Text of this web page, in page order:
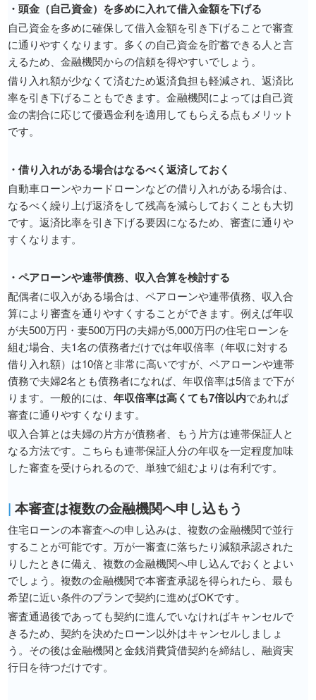
・頭金（自己資金）を多めに入れて借入金額を下げる
自己資金を多めに確保して借入金額を引き下げることで審査
に通りやすくなります。多くの自己資金を貯蓄できる人と言
えるため、金融機関からの信頼を得やすいでしょう。
借り入れ額が少なくて済むため返済負担も軽減され、返済比
率を引き下げることもできます。金融機関によっては自己資
金の割合に応じて優遇金利を適用してもらえる点もメリット
です。
・借り入れがある場合はなるべく返済しておく
自動車ローンやカードローンなどの借り入れがある場合は、
なるべく繰り上げ返済をして残高を減らしておくことも大切
です。返済比率を引き下げる要因になるため、審査に通りや
すくなります。
・ペアローンや連帯債務、収入合算を検討する
配偶者に収入がある場合は、ペアローンや連帯債務、収入合
算により審査を通りやすくすることができます。例えば年収
が夫500万円・妻500万円の夫婦が5,000万円の住宅ローンを
組む場合、夫1名の債務者だけでは年収倍率（年収に対する
借り入れ額）は10倍と非常に高いですが、ペアローンや連帯
債務で夫婦2名とも債務者になれば、年収倍率は5倍まで下が
ります。一般的には、 年収倍率は高くても7倍以内であれば
審査に通りやすくなります。
収入合算とは夫婦の片方が債務者、もう片方は連帯保証人と
なる方法です。こちらも連帯保証人分の年収を一定程度加味
した審査を受けられるので、単独で組むよりは有利です。
| 本審査は複数の金融機関へ申し込もう
住宅ローンの本審査への申し込みは、複数の金融機関で並行
することが可能です。万が一審査に落ちたり減額承認された
りしたときに備え、複数の金融機関へ申し込んでおくとよい
でしょう。複数の金融機関で本審査承認を得られたら、最も
希望に近い条件のプランで契約に進めばOKです。
審査通過後であっても契約に進んでいなければキャンセルで
きるため、契約を決めたローン以外はキャンセルしましょ
う。その後は金融機関と金銭消費貸借契約を締結し、融資実
行日を待つだけです。